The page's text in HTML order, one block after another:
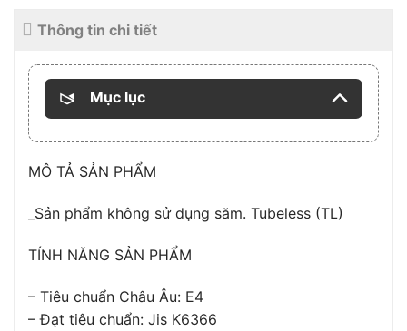
Thông tin chi tiết
Mục lục
MÔ TẢ SẢN PHẨM
_Sản phẩm không sử dụng săm. Tubeless (TL)
TÍNH NĂNG SẢN PHẨM
– Tiêu chuẩn Châu Âu: E4
– Đạt tiêu chuẩn: Jis K6366